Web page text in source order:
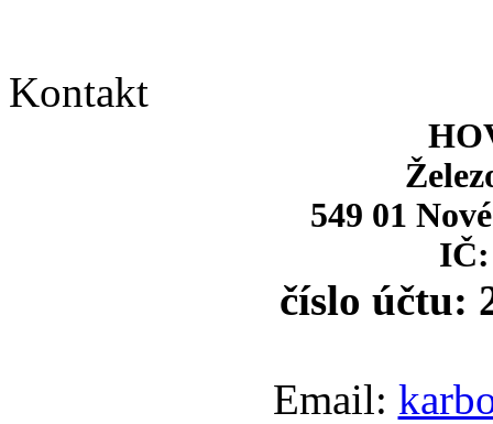
Kontakt
549 01
IČ:
číslo účtu:
Email: